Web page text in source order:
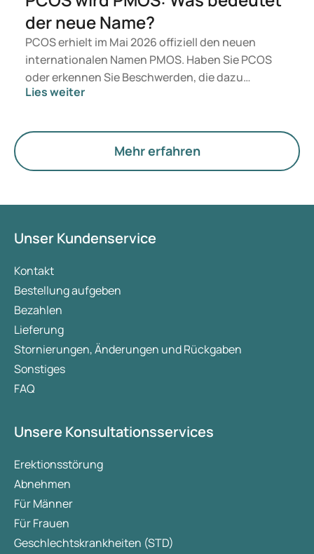
der neue Name?
PCOS erhielt im Mai 2026 offiziell den neuen
internationalen Namen PMOS. Haben Sie PCOS
oder erkennen Sie Beschwerden, die dazu
passen? Medizinisch ändert sich vorerst nichts.
Hormone, den Stoffwechsel und die Funktion der
Lies weiter
Mehr erfahren
Unser Kundenservice
Kontakt
Bestellung aufgeben
Bezahlen
Lieferung
Stornierungen, Änderungen und Rückgaben
Sonstiges
FAQ
Unsere Konsultationsservices
Erektionsstörung
Abnehmen
Für Männer
Für Frauen
Geschlechtskrankheiten (STD)